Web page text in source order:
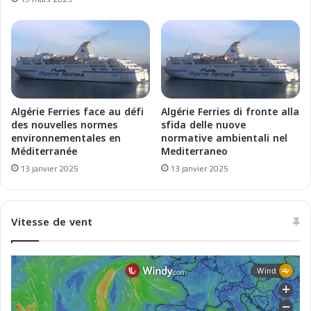
n
s
p
r
t
M
a
r
i
t
i
e
n
M
é
d
i
t
h
a
r
e
d
e
s
c
r
o
i
s
e
s
e
n
2
0
Algérie Ferries face au défi
des nouvelles normes
environnementales en
Méditerranée
13 janvier 2025
Algérie Ferries di fronte alla
sfida delle nuove
normative ambientali nel
Mediterraneo
13 janvier 2025
Vitesse de vent